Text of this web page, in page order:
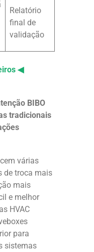
Relatório
final de
validação
◀
BIBO
tradicionais
várias
de troca mais
mais
e melhor
HVAC
para
sistemas